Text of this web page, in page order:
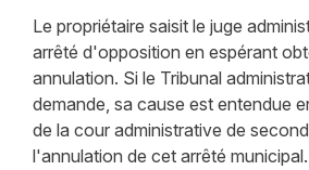
Le propriétaire saisit le juge
arrêté d'opposition en espérant
annulation. Si le Tribunal
demande, sa cause est entendue
de la cour administrative de
l'annulation de cet arrêté